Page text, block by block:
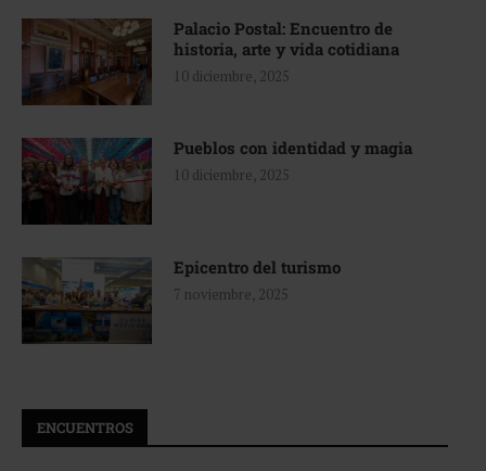
Palacio Postal: Encuentro de
historia, arte y vida cotidiana
10 diciembre, 2025
Pueblos con identidad y magia
10 diciembre, 2025
Epicentro del turismo
7 noviembre, 2025
ENCUENTROS